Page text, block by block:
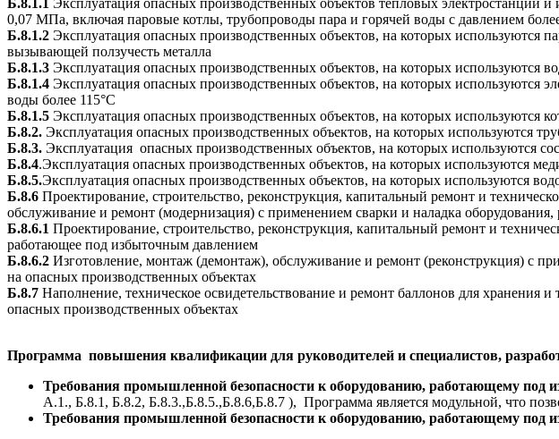
Б.8.1.1 Эксплуатация опасных производственных объектов тепловых электростанций
0,07 МПа, включая паровые котлы, трубопроводы пара и горячей воды с давлением
Б.8.1.2 Эксплуатация опасных производственных объектов, на которых используются
вызывающей ползучесть металла
Б.8.1.3 Эксплуатация опасных производственных объектов, на которых используются
Б.8.1.4 Эксплуатация опасных производственных объектов, на которых используются
воды более 115°С
Б.8.1.5 Эксплуатация опасных производственных объектов, на которых используются
Б.8.2. Эксплуатация опасных производственных объектов, на которых используются
Б.8.3. Эксплуатация опасных производственных объектов, на которых используются
Б.8.4.Эксплуатация опасных производственных объектов, на которых используются
Б.8.5.Эксплуатация опасных производственных объектов, на которых используются
Б.8.6 Проектирование, строительство, реконструкция, капитальный ремонт и
обслуживание и ремонт (модернизация) с применением сварки и наладка
Б.8.6.1 Проектирование, строительство, реконструкция, капитальный ремонт и
работающее под избыточным давлением
Б.8.6.2 Изготовление, монтаж (демонтаж), обслуживание и ремонт (реконструкция) с
на опасных производственных объектах
Б.8.7 Наполнение, техническое освидетельствование и ремонт баллонов для
опасных производственных объектах
Программа повышения квалификации для руководителей и специалистов,
Требования промышленной безопасности к оборудованию, работающему под
А.1., Б.8.1, Б.8.2, Б.8.3.,Б.8.5.,Б.8.6,Б.8.7 ), Программа является модульной, что
Требования промышленной безопасности к оборудованию, работающему под